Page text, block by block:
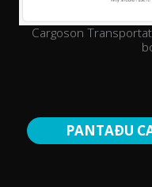
Cargoson
PANTAÐU